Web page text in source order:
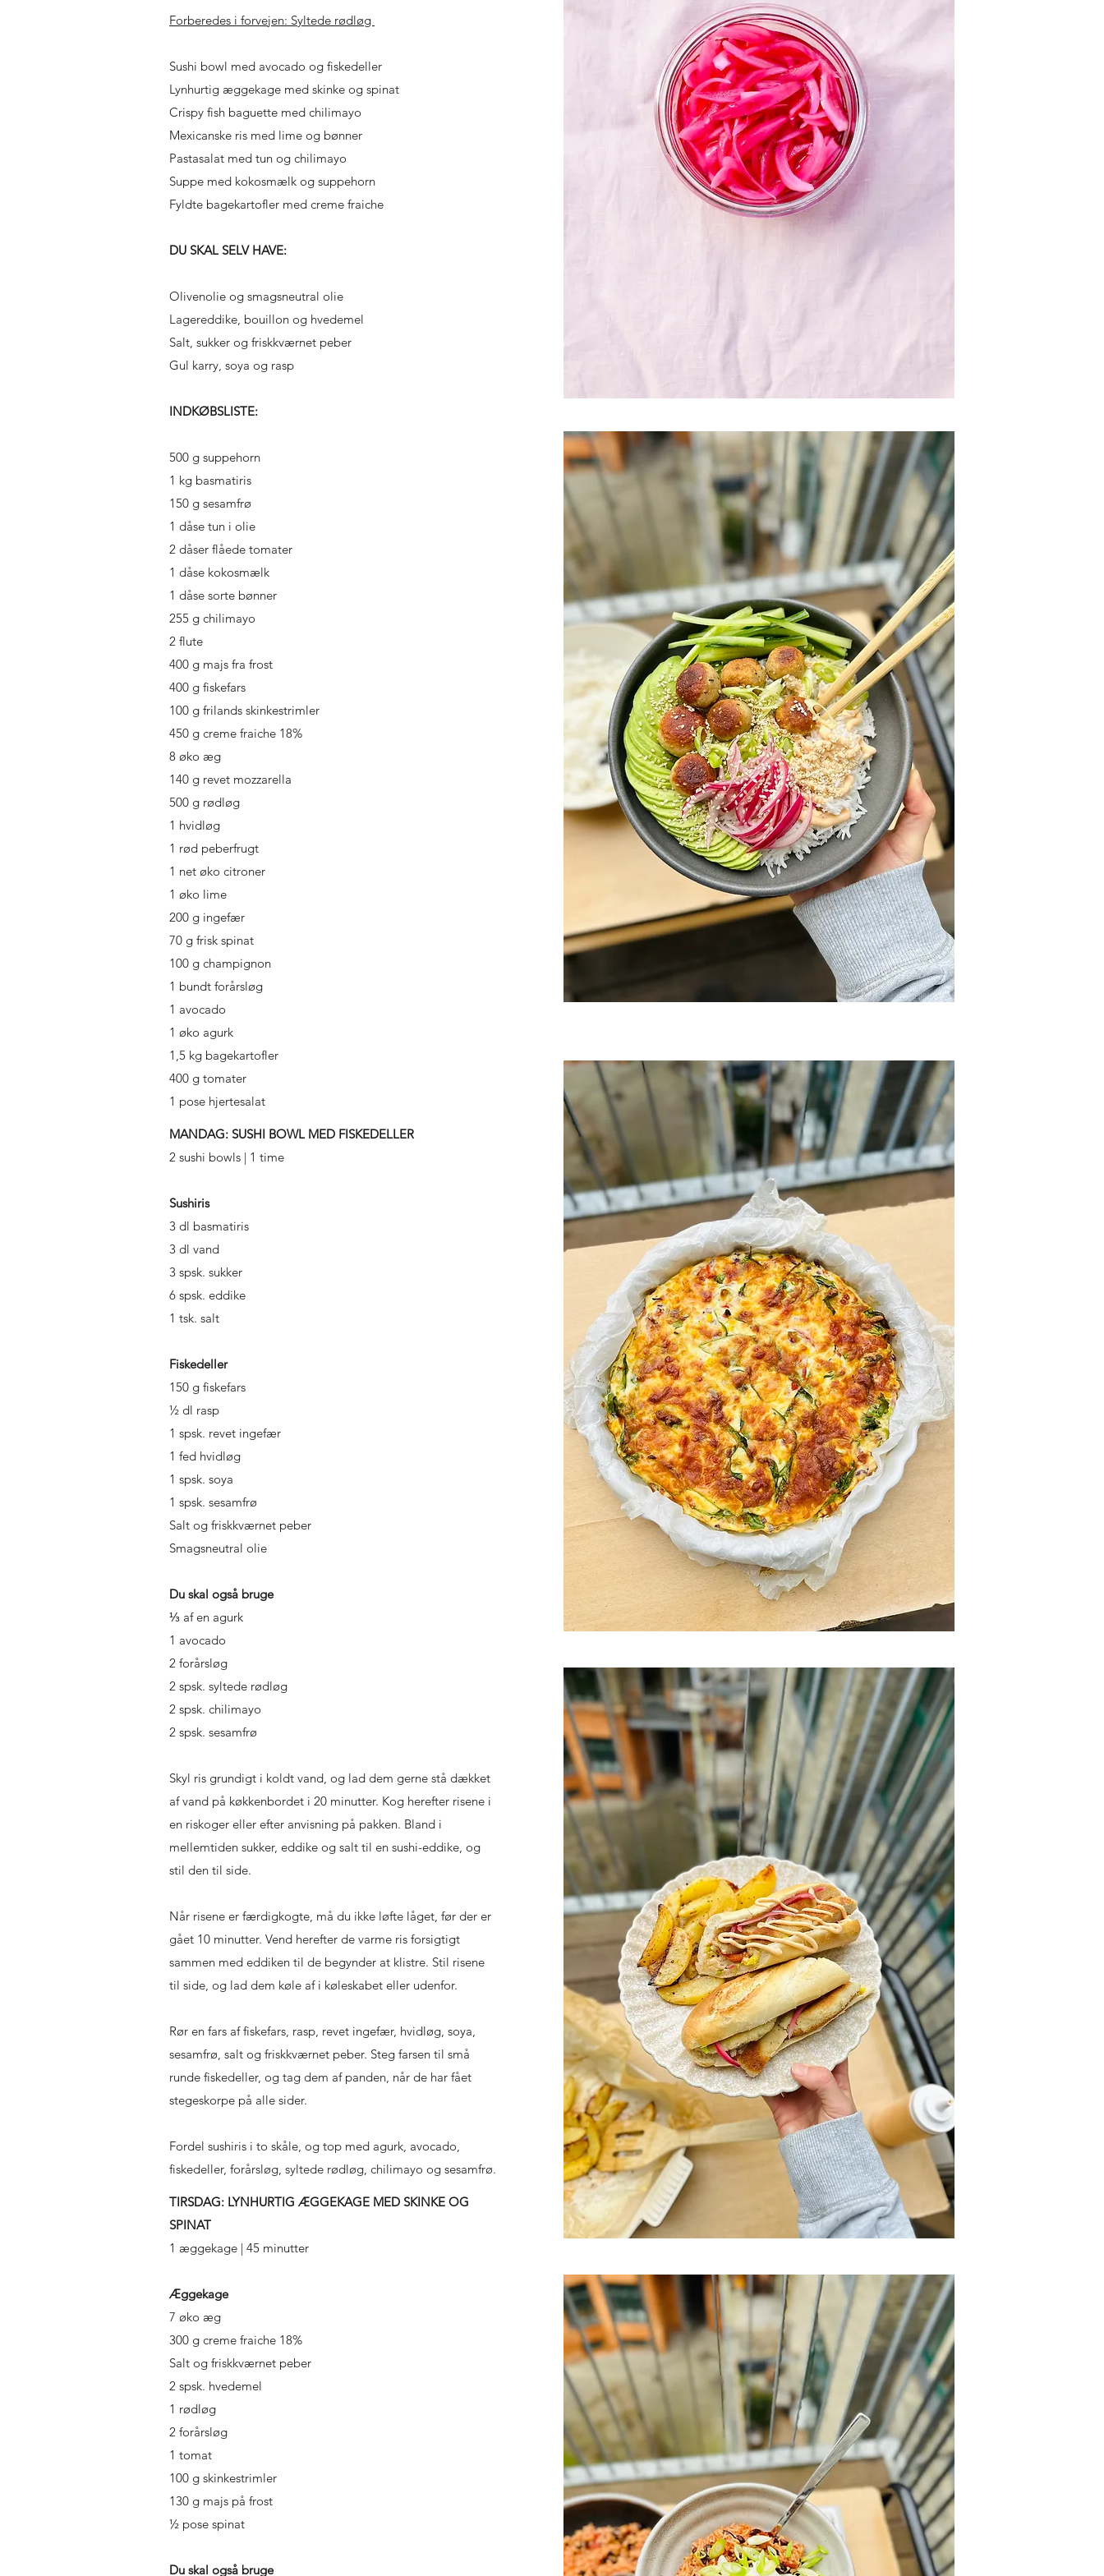
Forberedes i forvejen: Syltede rødløg
Sushi bowl med avocado og fiskedeller
Lynhurtig æggekage med skinke og spinat
Crispy fish baguette med chilimayo
Mexicanske ris med lime og bønner
Pastasalat med tun og chilimayo
Suppe med kokosmælk og suppehorn
Fyldte bagekartofler med creme fraiche
DU SKAL SELV HAVE:
Olivenolie og smagsneutral olie
Lagereddike, bouillon og hvedemel
Salt, sukker og friskkværnet peber
Gul karry, soya og rasp
INDKØBSLISTE:
500 g suppehorn
1 kg basmatiris
150 g sesamfrø
1 dåse tun i olie
2 dåser flåede tomater
1 dåse kokosmælk
1 dåse sorte bønner
255 g chilimayo
2 flute
400 g majs fra frost
400 g fiskefars
100 g frilands skinkestrimler
450 g creme fraiche 18%
8 øko æg
140 g revet mozzarella
500 g rødløg
1 hvidløg
1 rød peberfrugt
1 net øko citroner
1 øko lime
200 g ingefær
70 g frisk spinat
100 g champignon
1 bundt forårsløg
1 avocado
1 øko agurk
1,5 kg bagekartofler
400 g tomater
1 pose hjertesalat
MANDAG: SUSHI BOWL MED FISKEDELLER
2 sushi bowls | 1 time
Sushiris
3 dl basmatiris
3 dl vand
3 spsk. sukker
6 spsk. eddike
1 tsk. salt
Fiskedeller
150 g fiskefars
½ dl rasp
1 spsk. revet ingefær
1 fed hvidløg
1 spsk. soya
1 spsk. sesamfrø
Salt og friskkværnet peber
Smagsneutral olie
Du skal også bruge
⅓ af en agurk
1 avocado
2 forårsløg
2 spsk. syltede rødløg
2 spsk. chilimayo
2 spsk. sesamfrø
Skyl ris grundigt i koldt vand, og lad dem gerne stå dækket
af vand på køkkenbordet i 20 minutter. Kog herefter risene i
en riskoger eller efter anvisning på pakken. Bland i
mellemtiden sukker, eddike og salt til en sushi-eddike, og
stil den til side.
Når risene er færdigkogte, må du ikke løfte låget, før der er
gået 10 minutter. Vend herefter de varme ris forsigtigt
sammen med eddiken til de begynder at klistre. Stil risene
til side, og lad dem køle af i køleskabet eller udenfor.
Rør en fars af fiskefars, rasp, revet ingefær, hvidløg, soya,
sesamfrø, salt og friskkværnet peber. Steg farsen til små
runde fiskedeller, og tag dem af panden, når de har fået
stegeskorpe på alle sider.
Fordel sushiris i to skåle, og top med agurk, avocado,
fiskedeller, forårsløg, syltede rødløg, chilimayo og sesamfrø.
TIRSDAG: LYNHURTIG ÆGGEKAGE MED SKINKE OG
SPINAT
1 æggekage | 45 minutter
Æggekage
7 øko æg
300 g creme fraiche 18%
Salt og friskkværnet peber
2 spsk. hvedemel
1 rødløg
2 forårsløg
1 tomat
100 g skinkestrimler
130 g majs på frost
½ pose spinat
Du skal også bruge